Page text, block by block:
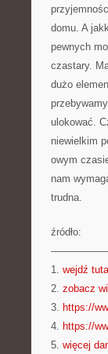
domu. A
pewnych
czastary.
dużo
ulokować.
niewielkim
owym
nam
trudna.
źródło:
1. wejdź
2. zobacz
3. https://
4. https://
5. więcej